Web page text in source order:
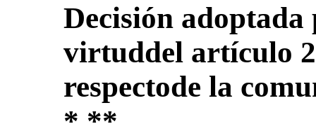
Decisión
virtuddel artículo
respectode la
* **